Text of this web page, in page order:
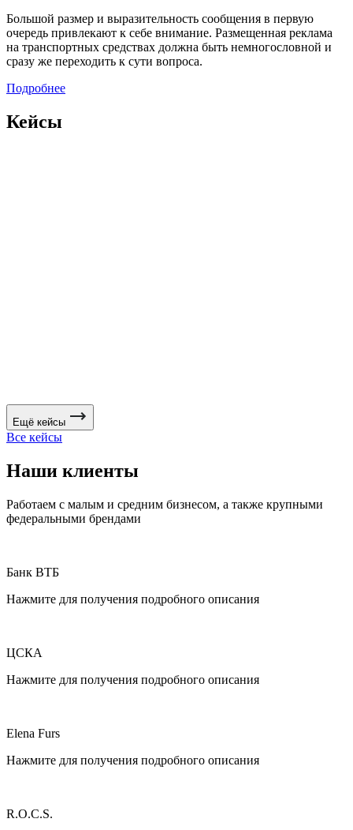
Большой размер и выразительность сообщения в первую
очередь привлекают к себе внимание. Размещенная реклама
на транспортных средствах должна быть немногословной и
сразу же переходить к сути вопроса.
Подробнее
Кейсы
Ещё кейсы
Все кейсы
Наши клиенты
Работаем с малым и средним бизнесом, а также крупными
федеральными брендами
Банк ВТБ
Нажмите для получения подробного описания
ЦСКА
Нажмите для получения подробного описания
Elena Furs
Нажмите для получения подробного описания
R.O.C.S.